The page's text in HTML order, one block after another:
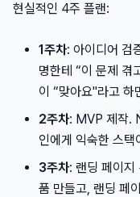
현실적인 4주 플랜:
1주차: 아이디어
명한테 “이 문제 겪
이 “맞아요"라고 하
2주차: MVP 제작.
인에게 익숙한 스
3주차: 랜딩 페이
품 만들고, 랜딩 페